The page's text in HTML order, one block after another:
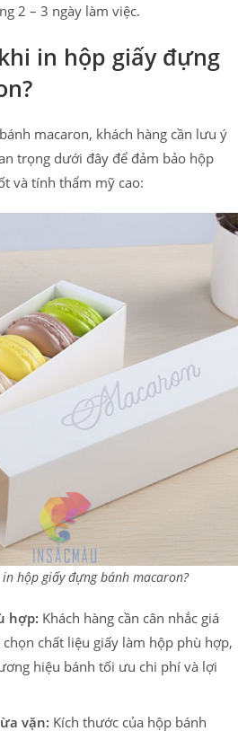
2 – 3 ngày làm việc.
in hộp giấy đựng
macaron, khách hàng cần lưu ý
trọng dưới đây để đảm bảo hộp
và tính thẩm mỹ cao:
hộp giấy đựng bánh macaron?
hợp: Khách hàng cần cân nhắc giá
chất liệu giấy làm hộp phù hợp,
hiệu bánh tối ưu chi phí và lợi
vặn: Kích thước của hộp bánh